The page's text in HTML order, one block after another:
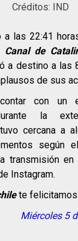
Créditos: IND
las 22:41
Canal de
a destino a las
de sus
con un
la
cercana a
según
transmisión
Instagram.
te felicitamos
Miércoles 5